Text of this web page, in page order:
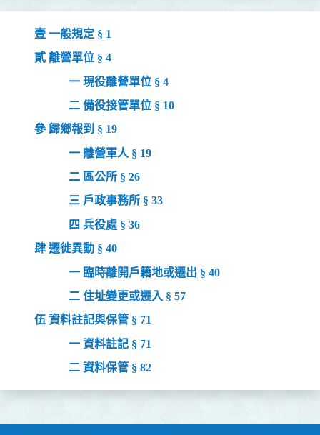
壹 一般規定 § 1
貳 離營單位 § 4
一 現役離營單位 § 4
二 備役接管單位 § 10
參 歸鄉報到 § 19
一 離營軍人 § 19
二 區公所 § 26
三 戶政事務所 § 33
四 兵役處 § 36
肆 遷徙異動 § 40
一 臨時離開戶籍地或遷出 § 40
二 住址變更或遷入 § 57
伍 資料註記與保管 § 71
一 資料註記 § 71
二 資料保管 § 82